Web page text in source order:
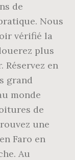
de
Nous
vérifié la
plus
en
grand
monde
de
une
Faro en
Au